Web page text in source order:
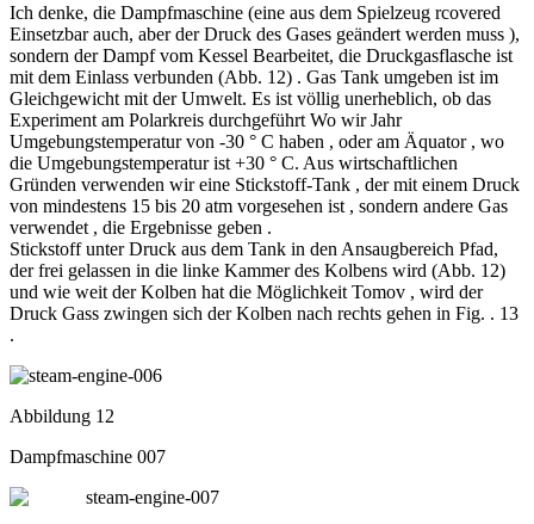
Ich denke, die Dampfmaschine (eine aus dem Spielzeug rcovered
Einsetzbar auch, aber der Druck des Gases geändert werden muss ),
sondern der Dampf vom Kessel Bearbeitet, die Druckgasflasche ist
mit dem Einlass verbunden (Abb. 12) . Gas Tank umgeben ist im
Gleichgewicht mit der Umwelt. Es ist völlig unerheblich, ob das
Experiment am Polarkreis durchgeführt Wo wir Jahr
Umgebungstemperatur von -30 ° C haben , oder am Äquator , wo
die Umgebungstemperatur ist +30 ° C. Aus wirtschaftlichen
Gründen verwenden wir eine Stickstoff-Tank , der mit einem Druck
von mindestens 15 bis 20 atm vorgesehen ist , sondern andere Gas
verwendet , die Ergebnisse geben .
Stickstoff unter Druck aus dem Tank in den Ansaugbereich Pfad,
der frei gelassen in die linke Kammer des Kolbens wird (Abb. 12)
und wie weit der Kolben hat die Möglichkeit Tomov , wird der
Druck Gass zwingen sich der Kolben nach rechts gehen in Fig. . 13
.
Abbildung 12
Dampfmaschine 007